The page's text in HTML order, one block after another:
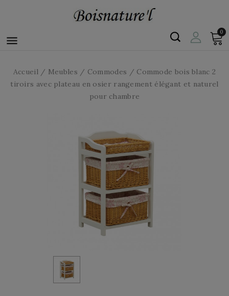

0
Accueil Meubles Commodes
Commode bois blanc 2
tiroirs avec plateau en osier rangement élégant et naturel
pour chambre